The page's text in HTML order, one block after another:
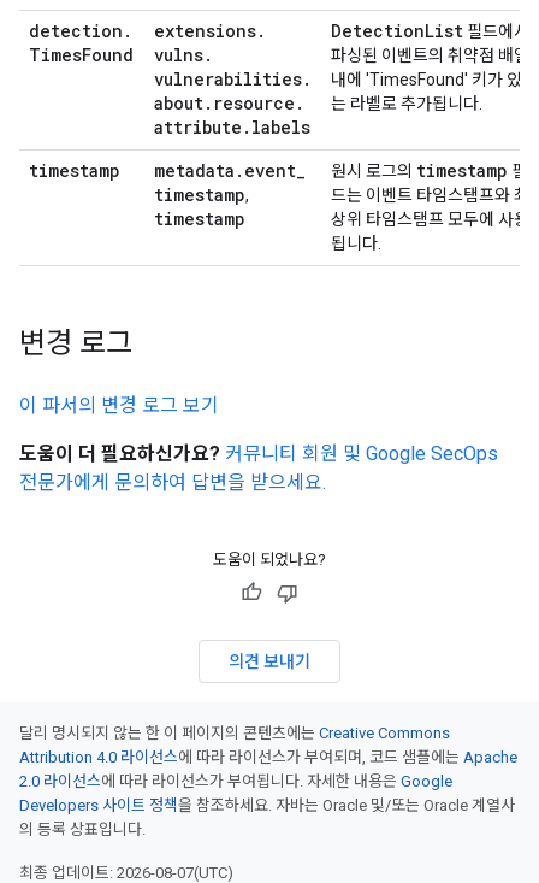
detection .
TimesFound
extensions.
vulns.
vulnerabilities.
about. resource .
attribute . labels
DetectionList 필드에서
파싱된 이벤트의 취약점 배열
내에 'TimesFound' 키가 있
는 라벨로 추가됩니다.
timestamp metadata . event_
timestamp,
timestamp
원시 로그의 timestamp 필
드는 이벤트 타임스탬프와 최
상위 타임스탬프 모두에 사용
됩니다.
변경 로그
이 파서의 변경 로그 보기
도움이 더 필요하신가요? 커뮤니티 회원 및 Google SecOps
전문가에게 문의하여 답변을 받으세요.
도움이 되었나요?
의견 보내기
달리 명시되지 않는 한 이 페이지의 콘텐츠에는 Creative Commons
Attribution 4.0 라이선스에 따라 라이선스가 부여되며, 코드 샘플에는 Apache
2.0 라이선스에 따라 라이선스가 부여됩니다. 자세한 내용은 Google
Developers 사이트 정책을 참조하세요. 자바는 Oracle 및/또는 Oracle 계열사
의 등록 상표입니다.
최종 업데이트: 2026-08-07(UTC)